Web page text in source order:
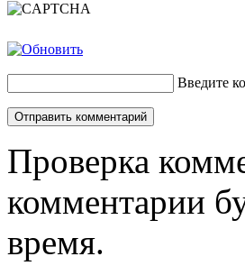
Введите
Проверка
комментарии
время.